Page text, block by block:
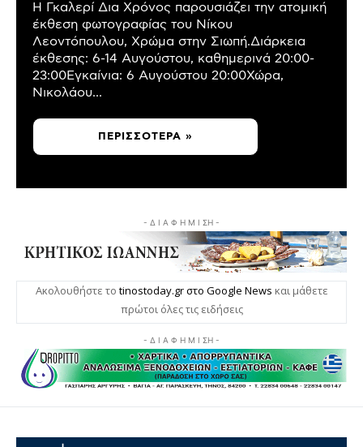
Η Γκαλερί Δια Χρόνος παρουσιάζει την ατομική
έκθεση φωτογραφίας του Νίκου
Λεοντόπουλου, Χρώμα στην Σιωπή.Διάρκεια
έκθεσης: 6-14 Αυγούστου, καθημερινά 20:00-
23:00Εγκαίνια: 6 Αυγούστου 20:00Χώρα,
Νικολάου...
ΠΕΡΙΣΣΌΤΕΡΑ »
- Δ Ι Α Φ Η Μ Ι ΣΗ -
Ακολουθήστε το tinostoday.gr στο Google News και μάθετε
πρώτοι όλες τις ειδήσεις
- Δ Ι Α Φ Η Μ Ι ΣΗ -